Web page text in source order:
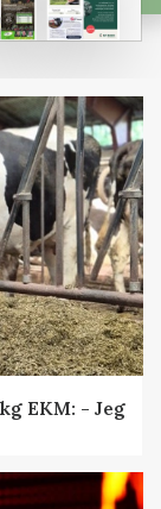
EKM: - Jeg